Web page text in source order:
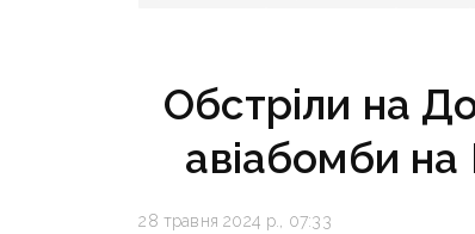
Обстріли на
авіабомби на
28 травня 2024 р., 07:33